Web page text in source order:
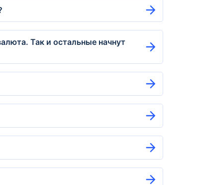
Так и остальные начнут